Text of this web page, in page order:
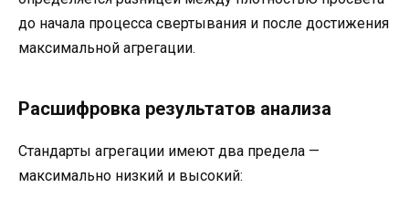
до начала процесса свертывания и после достижения
максимальной агрегации.
Расшифровка результатов анализа
Стандарты агрегации имеют два предела —
максимально низкий и высокий: